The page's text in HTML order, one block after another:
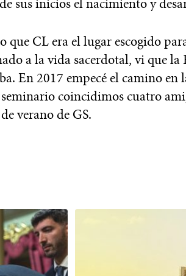
CL era el lugar escogido
a la vida sacerdotal, vi que la
En 2017 empecé el camino en
coincidimos cuatro
verano de GS.